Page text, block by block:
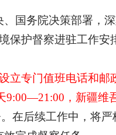
国务院决策部署，
保护督察进驻工作安
立专门值班电话和邮
9:00—21:00，新疆维
在后续工作中，将